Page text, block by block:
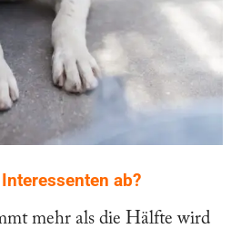
ab?
mehr als die Hälfte wird